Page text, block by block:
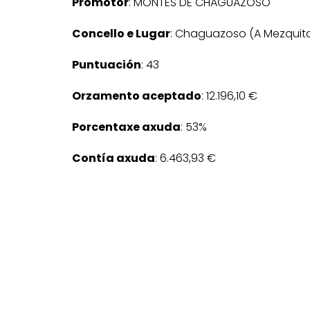
Concello e Lugar: Chaguazoso (A
Puntuación: 43
Orzamento aceptado: 12.196,10 €
Porcentaxe axuda: 53%
Contía axuda: 6.463,93 €